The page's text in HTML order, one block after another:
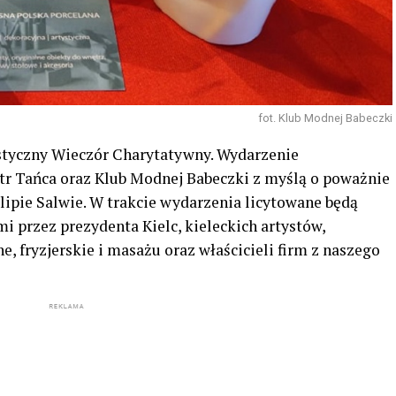
fot. Klub Modnej Babeczki
Wieczór Charytatywny. Wydarzenie
Tańca oraz Klub Modnej Babeczki z myślą o poważnie
Salwie. W trakcie wydarzenia licytowane będą
przez prezydenta Kielc, kieleckich artystów,
fryzjerskie i masażu oraz właścicieli firm z naszego